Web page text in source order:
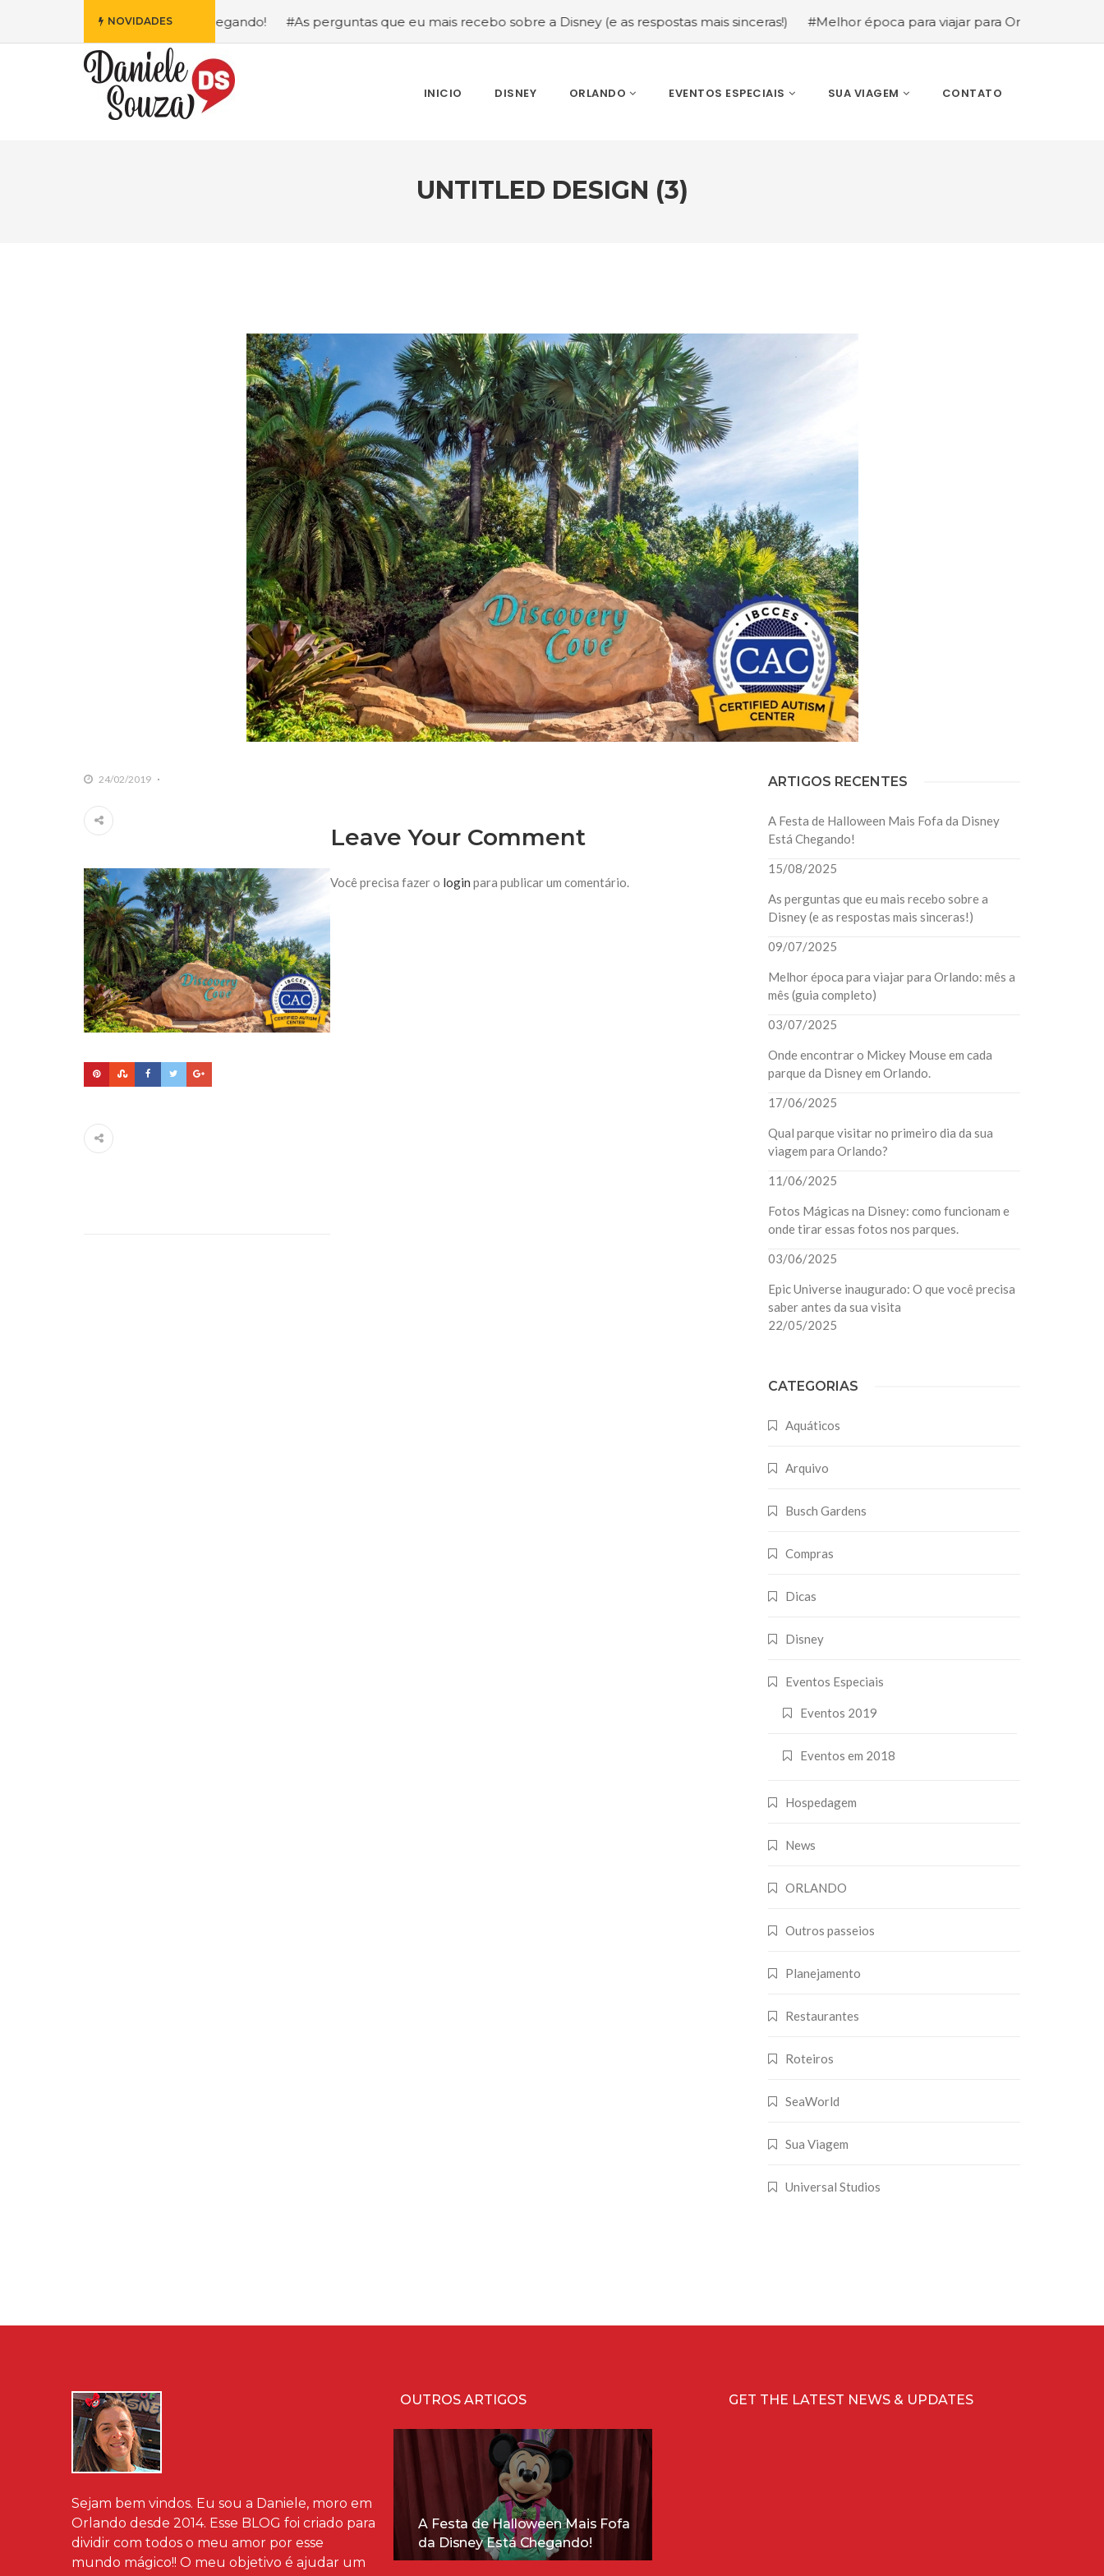
NOVIDADES
da Disney Está Chegando! #As perguntas que eu mais recebo sobre a Disney (e as respostas mais sinceras!) #Melhor época para viajar para Orlando: mês a mês
INICIO DISNEY ORLANDO EVENTOS ESPECIAIS SUA VIAGEM CONTATO
UNTITLED DESIGN (3)
24/02/2019
Leave Your Comment
Você precisa fazer o login para publicar um comentário.
ARTIGOS RECENTES
A Festa de Halloween Mais Fofa da Disney
Está Chegando!
15/08/2025
As perguntas que eu mais recebo sobre a
Disney (e as respostas mais sinceras!)
09/07/2025
Melhor época para viajar para Orlando: mês a
mês (guia completo)
03/07/2025
Onde encontrar o Mickey Mouse em cada
parque da Disney em Orlando.
17/06/2025
Qual parque visitar no primeiro dia da sua
viagem para Orlando?
11/06/2025
Fotos Mágicas na Disney: como funcionam e
onde tirar essas fotos nos parques.
03/06/2025
Epic Universe inaugurado: O que você precisa
saber antes da sua visita
22/05/2025
CATEGORIAS
Aquáticos
Arquivo
Busch Gardens
Compras
Dicas
Disney
Eventos Especiais
Eventos 2019
Eventos em 2018
Hospedagem
News
ORLANDO
Outros passeios
Planejamento
Restaurantes
Roteiros
SeaWorld
Sua Viagem
Universal Studios
Sejam bem vindos. Eu sou a Daniele, moro em
Orlando desde 2014. Esse BLOG foi criado para
dividir com todos o meu amor por esse
mundo mágico!! O meu objetivo é ajudar um
OUTROS ARTIGOS
A Festa de Halloween Mais Fofa
da Disney Está Chegando!
GET THE LATEST NEWS & UPDATES